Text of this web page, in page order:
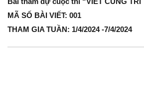
MÃ SỐ BÀI VIẾT: 001
THAM GIA TUẦN: 1/4/2024 -7/4/2024